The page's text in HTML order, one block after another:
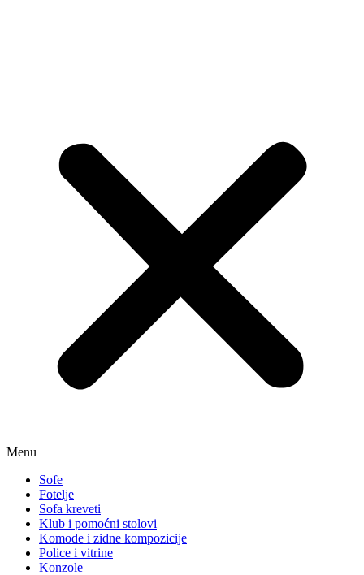
Menu
Sofe
Fotelje
Sofa kreveti
Klub i pomoćni stolovi
Komode i zidne kompozicije
Police i vitrine
Konzole